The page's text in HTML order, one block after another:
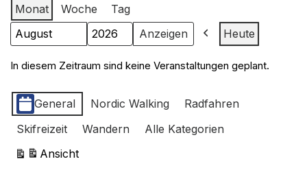
Monat Woche Tag
Monat
Jahr Zurück
Heute
In diesem Zeitraum sind keine Veranstaltungen geplant.
Kategorien
General Nordic Walking
Radfahren
Skifreizeit
Wandern
Alle Kategorien
Ansicht
ausdrucken